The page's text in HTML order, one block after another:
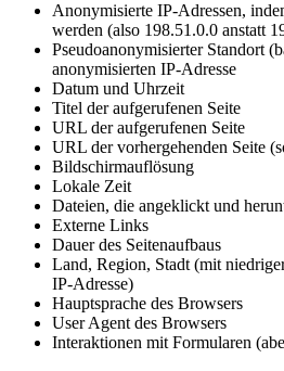
Anonymisierte IP-Adressen,
werden (also 198.51.0.0 anstatt
Pseudoanonymisierter Standort
anonymisierten IP-Adresse
Datum und Uhrzeit
Titel der aufgerufenen Seite
URL der aufgerufenen Seite
URL der vorhergehenden Seite
Bildschirmauflösung
Lokale Zeit
Dateien, die angeklickt und
Externe Links
Dauer des Seitenaufbaus
Land, Region, Stadt (mit
IP-Adresse)
Hauptsprache des Browsers
User Agent des Browsers
Interaktionen mit Formularen